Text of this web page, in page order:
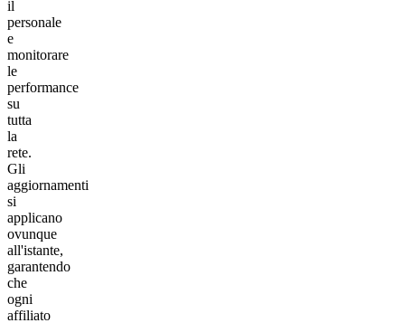
il
personale
e
monitorare
le
performance
su
tutta
la
rete.
Gli
aggiornamenti
si
applicano
ovunque
all'istante,
garantendo
che
ogni
affiliato